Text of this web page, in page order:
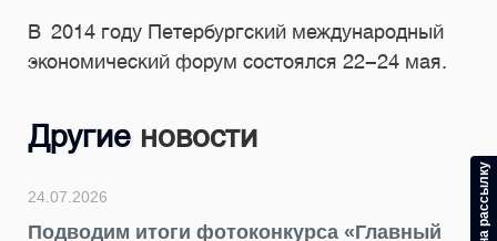
В 2014 году Петербургский международный
экономический форум состоялся 22-24 мая.
Другие новости
24.07.2026
Подводим итоги фотоконкурса «Главный